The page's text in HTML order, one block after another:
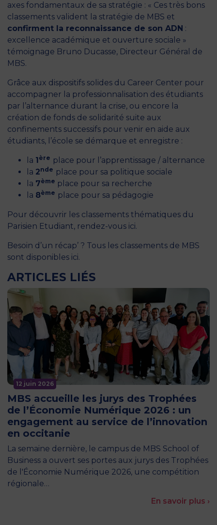
axes fondamentaux de sa stratégie : « Ces très bons
classements valident la stratégie de MBS et
confirment la reconnaissance de son ADN :
excellence académique et ouverture sociale »
témoignage Bruno Ducasse, Directeur Général de
MBS.
Grâce aux dispositifs solides du Career Center pour
accompagner la professionnalisation des étudiants
par l’alternance durant la crise, ou encore la
création de fonds de solidarité suite aux
confinements successifs pour venir en aide aux
étudiants, l’école se démarque et enregistre :
la 1ère place pour l’apprentissage / alternance
la 2nde place pour sa politique sociale
la 7ème place pour sa recherche
la 8ème place pour sa pédagogie
Pour découvrir les classements thématiques du
Parisien Etudiant, rendez-vous ici.
Besoin d’un récap’ ? Tous les classements de MBS
sont disponibles ici.
ARTICLES LIÉS
12 juin 2026
MBS accueille les jurys des Trophées
de l’Économie Numérique 2026 : un
engagement au service de l’innovation
en occitanie
La semaine dernière, le campus de MBS School of
Business a ouvert ses portes aux jurys des Trophées
de l'Économie Numérique 2026, une compétition
régionale…
En savoir plus ›